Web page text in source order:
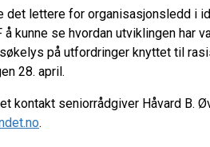
det lettere for organisasjonsledd i
kunne se hvordan utviklingen har
på utfordringer knyttet til
28. april.
kontakt seniorrådgiver Håvard B.
.